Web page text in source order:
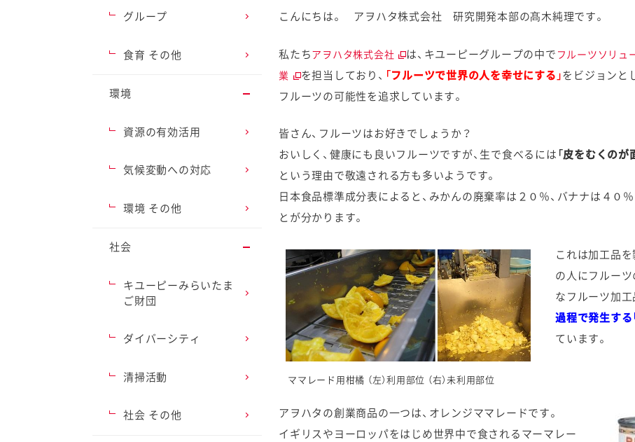
ファインケミカル
こんにちは。 アヲハタ株式会社 研究開発本部の髙木純理です。
私たちアヲハタ株式会社 は、キユーピーグループの中で フルーツソリュ
業
を担当しており、 「フルーツで世界の人を幸せにする」をビジョンと
フルーツの可能性を追求しています。
皆さん、フルーツはお好きでしょうか？
おいしく、健康にも良いフルーツですが、生で食べるには 「皮をむくのが
という理由で敬遠される方も多いようです。
日本食品標準成分表によると、みかんの廃棄率は２０％、バナナは４０
とが分かります。
ママレード用柑橘 （左）利用部位 （右）未利用部位
これは加工品を
の人にフルーツ
なフルーツ加工
過程で発生する
ています。
アヲハタの創業商品の一つは、オレンジママレードです。
イギリスやヨーロッパをはじめ世界中で食されるマーマレー
グループ
食育 その他
環境
資源の有効活用
気候変動への対応
環境 その他
社会
キユーピーみらいたま
ご財団
ダイバーシティ
清掃活動
社会 その他